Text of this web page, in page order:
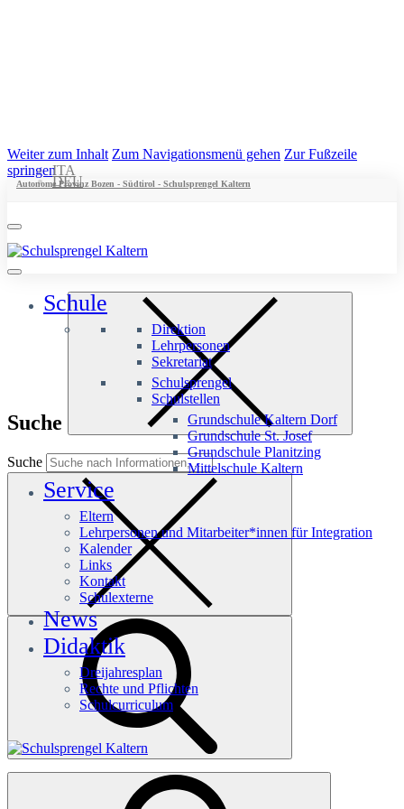
Weiter zum Inhalt Zum Navigationsmenü gehen Zur Fußzeile
springen
Autonome Provinz Bozen - Südtirol - Schulsprengel Kaltern
ITA
DEU
Schule
Direktion
Lehrpersonen
Sekretariat
Schulsprengel
Schulstellen
Grundschule Kaltern Dorf
Grundschule St. Josef
Grundschule Planitzing
Mittelschule Kaltern
Service
Eltern
Lehrpersonen und Mitarbeiter*innen für Integration
Kalender
Links
Kontakt
Schulexterne
News
Didaktik
Dreijahresplan
Rechte und Pflichten
Schulcurriculum
Suche
Suche
Häufige Suchanfragen